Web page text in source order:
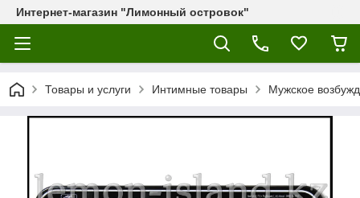
Интернет-магазин "Лимонный островок"
Товары и услуги Интимные товары Мужское